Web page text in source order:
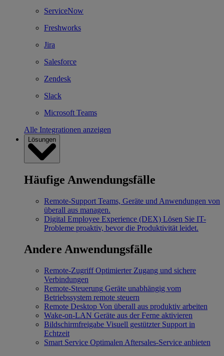
ServiceNow
Freshworks
Jira
Salesforce
Zendesk
Slack
Microsoft Teams
Alle Integrationen anzeigen
Lösungen
Häufige Anwendungsfälle
Remote-Support Teams, Geräte und Anwendungen von
überall aus managen.
Digital Employee Experience (DEX) Lösen Sie IT-
Probleme proaktiv, bevor die Produktivität leidet.
Andere Anwendungsfälle
Remote-Zugriff Optimierter Zugang und sichere
Verbindungen
Remote-Steuerung Geräte unabhängig vom
Betriebssystem remote steuern
Remote Desktop Von überall aus produktiv arbeiten
Wake-on-LAN Geräte aus der Ferne aktivieren
Bildschirmfreigabe Visuell gestützter Support in
Echtzeit
Smart Service Optimalen Aftersales-Service anbieten